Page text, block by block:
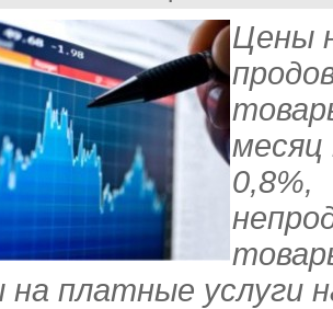
Цены
месяц
0,8%,
платные услуги